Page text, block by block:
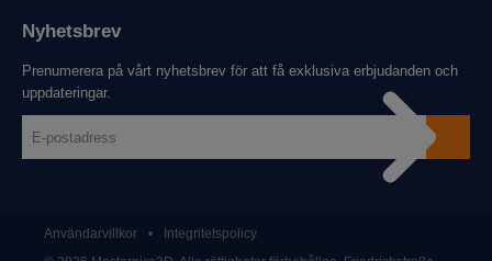
Nyhetsbrev
Prenumerera på vårt nyhetsbrev för att få exklusiva erbjudanden och
uppdateringar.
Användarvillkor •
Integritetspolicy